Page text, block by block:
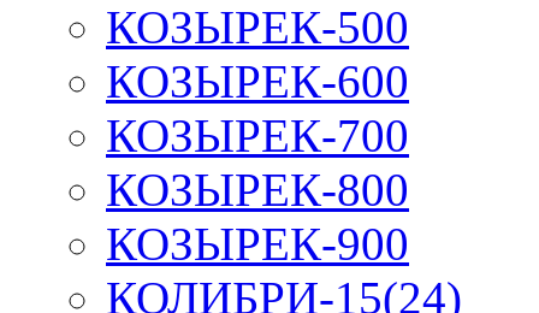
КОЗЫРЕК-500
КОЗЫРЕК-600
КОЗЫРЕК-700
КОЗЫРЕК-800
КОЗЫРЕК-900
КОЛИБРИ-15(24)